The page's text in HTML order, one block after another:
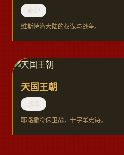
奇幻
维斯特洛大陆的权谋与战争。
天国王朝
战争
耶路撒冷保卫战，十字军史诗。